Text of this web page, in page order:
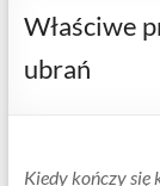
Właściwe
ubrań
Kiedy kończy się